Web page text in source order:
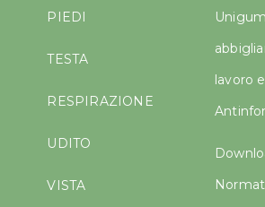
PIEDI
TESTA
RESPIRAZIONE
UDITO
VISTA
lavoro